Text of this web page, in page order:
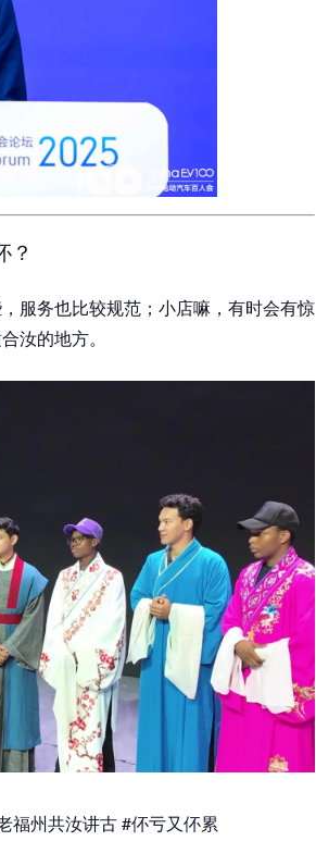
？
服务也比较规范；小店嘛，有时会有惊
汝的地方。
福州共汝讲古 #伓亏又伓累